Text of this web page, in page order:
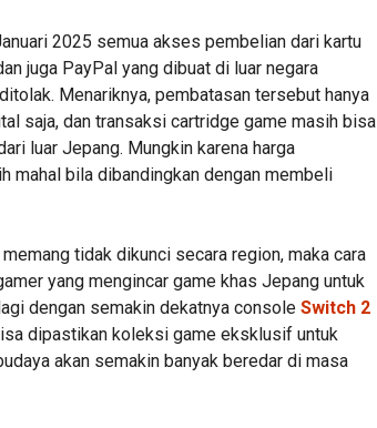
2025 semua akses pembelian dari kartu
juga PayPal yang dibuat di luar negara
Menariknya, pembatasan tersebut hanya
saja, dan transaksi cartridge game masih bisa
luar Jepang. Mungkin karena harga
mahal bila dibandingkan dengan membeli
tidak dikunci secara region, maka cara
yang mengincar game khas Jepang untuk
dengan semakin dekatnya console Switch 2
dipastikan koleksi game eksklusif untuk
akan semakin banyak beredar di masa